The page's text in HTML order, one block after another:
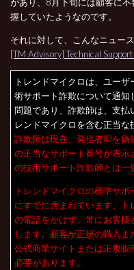
握していたようなのです。
それに対して、こんなニュー
[TM Advisory] Technical
トレンドマイクロは、ユー
術サポート詐欺について通
問題であり、詐欺師は、支
レンドマイクロを含む正当な
詐欺師は現在、発信者IDを
の正当なサポート番号が表
の技術サポート詐欺師とは一
トレンドマイクロの標準サ
にすでに含まれています。
の電話をかけず、常にお客
します。顧客が正規の購入
公式商業サイトまたは正規
必要があります。